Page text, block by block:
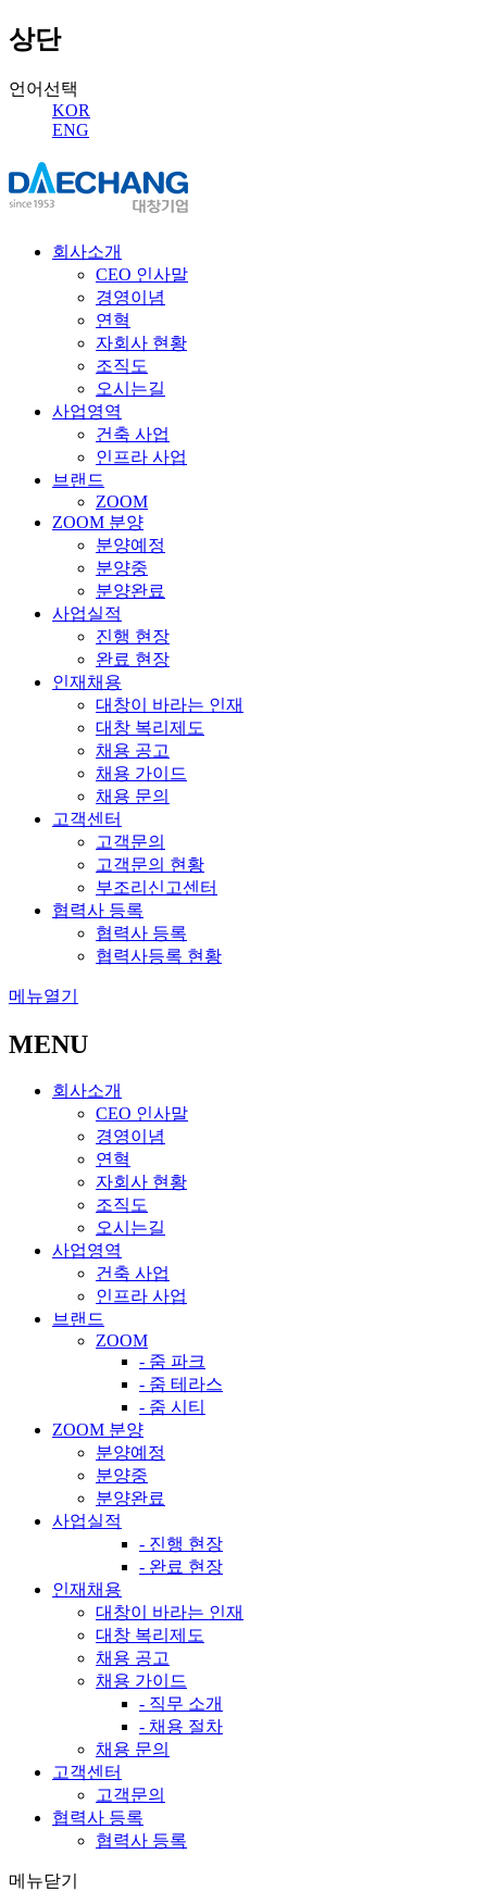
상단
언어선택
KOR
ENG
회사소개
CEO 인사말
경영이념
연혁
자회사 현황
조직도
오시는길
사업영역
건축 사업
인프라 사업
브랜드
ZOOM
ZOOM 분양
분양예정
분양중
분양완료
사업실적
진행 현장
완료 현장
인재채용
대창이 바라는 인재
대창 복리제도
채용 공고
채용 가이드
채용 문의
고객센터
고객문의
고객문의 현황
부조리신고센터
협력사 등록
협력사 등록
협력사등록 현황
메뉴열기
MENU
회사소개
CEO 인사말
경영이념
연혁
자회사 현황
조직도
오시는길
사업영역
건축 사업
인프라 사업
브랜드
ZOOM
- 줌 파크
- 줌 테라스
- 줌 시티
ZOOM 분양
분양예정
분양중
분양완료
사업실적
- 진행 현장
- 완료 현장
인재채용
대창이 바라는 인재
대창 복리제도
채용 공고
채용 가이드
- 직무 소개
- 채용 절차
채용 문의
고객센터
고객문의
협력사 등록
협력사 등록
메뉴닫기